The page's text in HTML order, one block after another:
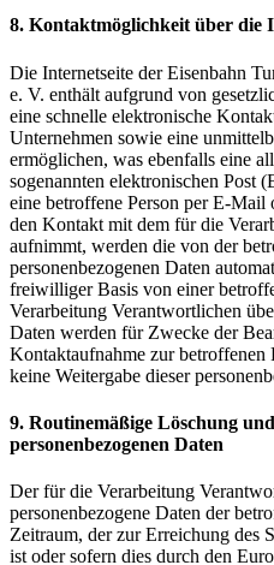
8. Kontaktmöglichkeit über die
Die Internetseite der Eisenbahn
e. V. enthält aufgrund von
eine schnelle elektronische
Unternehmen sowie eine
ermöglichen, was ebenfalls eine
sogenannten elektronischen Post
eine betroffene Person per E-
den Kontakt mit dem für die
aufnimmt, werden die von der
personenbezogenen Daten
freiwilliger Basis von einer
Verarbeitung Verantwortlichen
Daten werden für Zwecke der
Kontaktaufnahme zur betroffenen
keine Weitergabe dieser
9. Routinemäßige Löschung
personenbezogenen Daten
Der für die Verarbeitung
personenbezogene Daten der
Zeitraum, der zur Erreichung des
ist oder sofern dies durch den